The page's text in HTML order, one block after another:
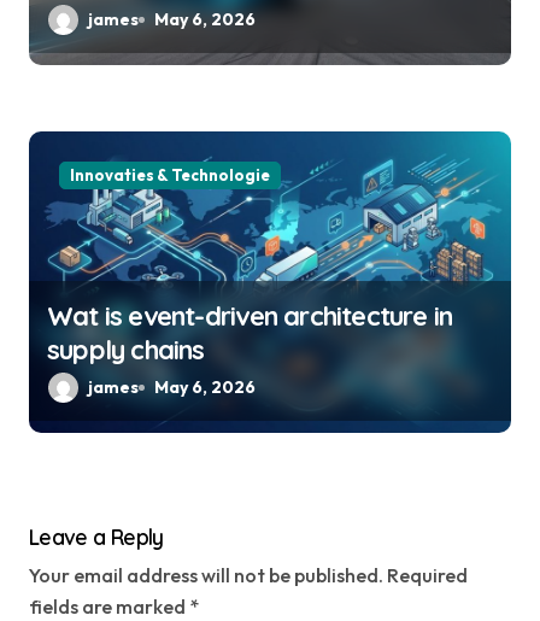
james May 6, 2026
Innovaties & Technologie
Wat is event-driven architecture in
supply chains
james May 6, 2026
Leave a Reply
Your email address will not be published. Required
fields are marked *